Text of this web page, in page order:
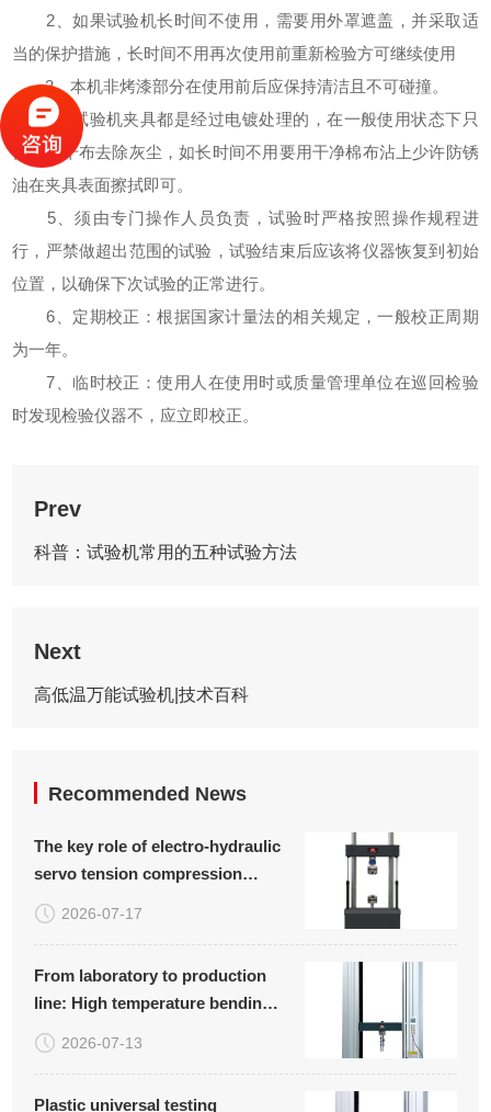
2、如果试验机长时间不使用，需要用外罩遮盖，并采取适
当的保护措施，长时间不用再次使用前重新检验方可继续使用
3、本机非烤漆部分在使用前后应保持清洁且不可碰撞。
4、试验机夹具都是经过电镀处理的，在一般使用状态下只
需要用干布去除灰尘，如长时间不用要用干净棉布沾上少许防锈
油在夹具表面擦拭即可。
5、须由专门操作人员负责，试验时严格按照操作规程进
行，严禁做超出范围的试验，试验结束后应该将仪器恢复到初始
位置，以确保下次试验的正常进行。
6、定期校正：根据国家计量法的相关规定，一般校正周期
为一年。
7、临时校正：使用人在使用时或质量管理单位在巡回检验
时发现检验仪器不，应立即校正。
Prev
科普：试验机常用的五种试验方法
Next
高低温万能试验机|技术百科
Recommended News
The key role of electro-hydraulic
servo tension compression
fatigue testing machine in
material research and quality
2026-07-17
From laboratory to production
line: High temperature bending
and bending testing machine
safeguards ceramic quality
2026-07-13
Plastic universal testing